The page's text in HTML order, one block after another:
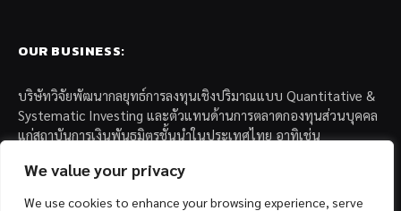
We value your privacy
We use cookies to enhance your browsing experience, serve
OUR BUSINESS:
บริษัทวิจัยพัฒนากลยุทธ์การลงทุนเชิงปริมาณแบบ Quantitative &
Systematic Investing และตัวแทนด้านการตลาดกองทุนส่วนบุคคล
แก่สถาบันการเงินพันธมิตรชั้นนำในประเทศไทย อาทิเช่น
– บล. กรุงไทย เอ็กซ์สปริง จำกัด
– บล. ฟิลลิป (ประเทศไทย) จำกัด (มหาชน)